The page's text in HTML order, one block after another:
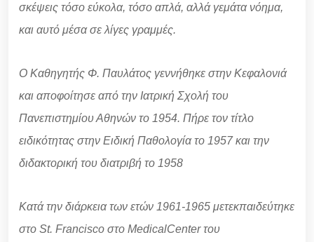
σκέψεις τόσο εύκολα, τόσο απλά, αλλά γεμάτα νόημα,
και αυτό μέσα σε λίγες γραμμές.
Ο Καθηγητής Φ. Παυλάτος γεννήθηκε στην Κεφαλονιά
και αποφοίτησε από την Ιατρική Σχολή του
Πανεπιστημίου Αθηνών το 1954. Πήρε τον τίτλο
ειδικότητας στην Ειδική Παθολογία το 1957 και την
διδακτορική του διατριβή το 1958
Κατά την διάρκεια των ετών 1961-1965 μετεκπαιδεύτηκε
στο St. Francisco στο MedicalCenter του